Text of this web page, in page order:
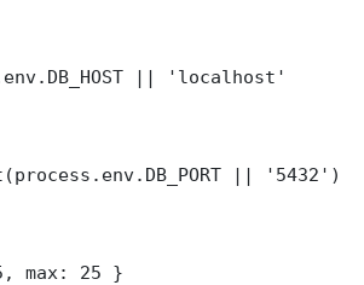
|| 'localhost'
|| '5432')
max: 25 }